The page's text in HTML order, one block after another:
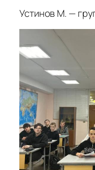
Устинов М. —